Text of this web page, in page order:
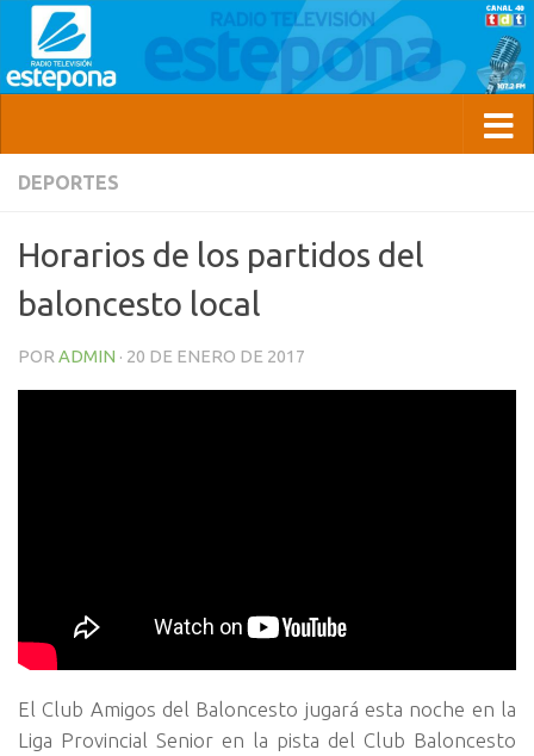
DEPORTES
Horarios de los partidos del
baloncesto local
POR ADMIN · 20 DE ENERO DE 2017
El Club Amigos del Baloncesto jugará esta noche en la
Liga Provincial Senior en la pista del Club Baloncesto